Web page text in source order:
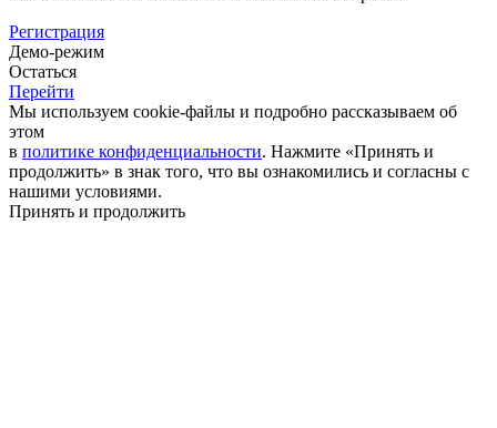
Регистрация
Демо-режим
Остаться
Перейти
Мы используем cookie-файлы и подробно рассказываем об
этом
в политике конфиденциальности. Нажмите «Принять и
продолжить» в знак того, что вы ознакомились и согласны с
нашими условиями.
Принять и продолжить